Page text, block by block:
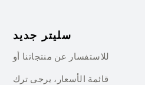
سليتر جديد
للاستفسار عن منتجاتنا أو
قائمة الأسعار، يرجى ترك